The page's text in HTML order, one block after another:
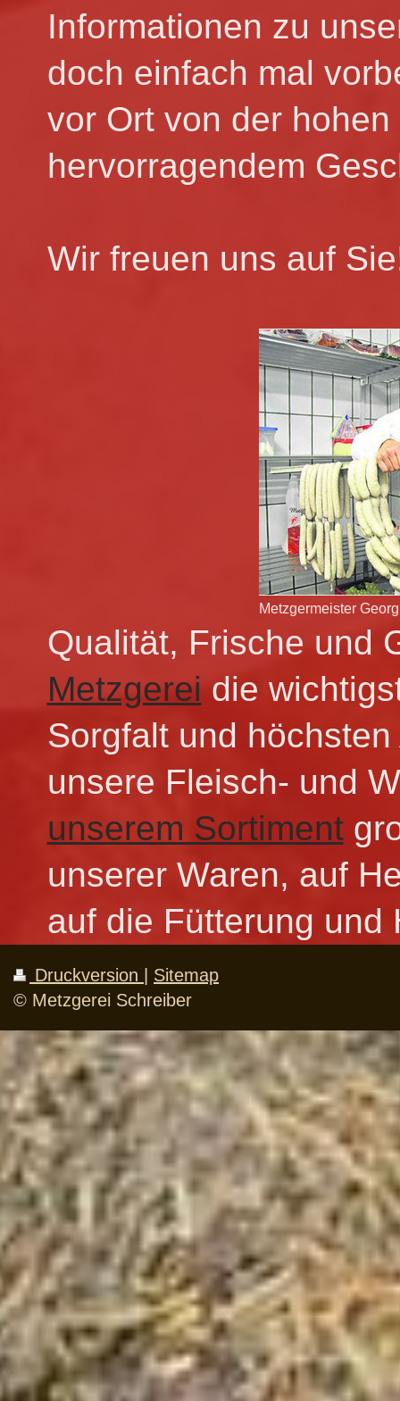
Informationen zu
doch einfach mal
vor Ort von der
hervorragendem
Wir freuen uns auf
Metzgermeister
Qualität, Frische und
Metzgerei die
Sorgfalt und
unsere Fleisch- und
unserem Sortiment
unserer Waren, auf
auf die Fütterung und
Druckversion | Sitemap
© Metzgerei Schreiber